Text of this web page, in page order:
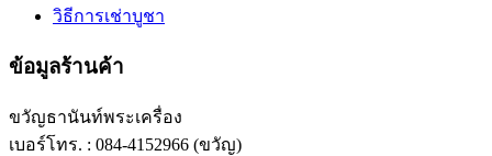
วิธีการเช่าบูชา
ข้อมูลร้านค้า
ขวัญธานันท์พระเครื่อง
เบอร์โทร. : 084-4152966 (ขวัญ)